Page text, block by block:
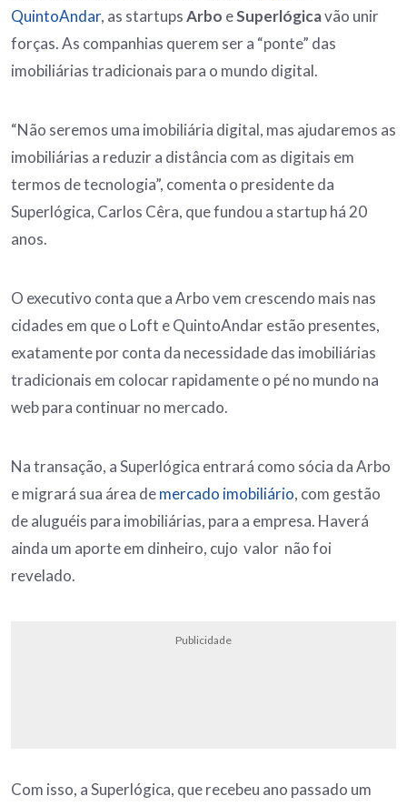
QuintoAndar, as startupsArbo eSuperlógicavão unir
forças. As companhias querem ser a “ponte” das
imobiliárias tradicionais para o mundo digital.
“Não seremos uma imobiliária digital, mas ajudaremos as
imobiliárias a reduzir a distância com as digitais em
termos de tecnologia”, comenta o presidente da
Superlógica, Carlos Cêra, que fundou a startup há 20
anos.
O executivo conta que a Arbo vem crescendo mais nas
cidades em que o Loft e QuintoAndar estão presentes,
exatamente por conta da necessidade das imobiliárias
tradicionais em colocar rapidamente o pé no mundo na
web para continuar no mercado.
Na transação, a Superlógica entrará como sócia da Arbo
e migrará sua área demercado imobiliário, com gestão
de aluguéis para imobiliárias, para a empresa. Haverá
ainda um aporte em dinheiro, cujo valor não foi
revelado.
Publicidade
Com isso, a Superlógica, que recebeu ano passado um